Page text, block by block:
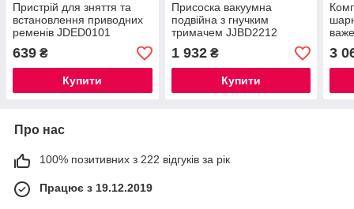
Пристрій для зняття та
встановлення приводних
ременів JDED0101
639 ₴
Купити
Присоска вакуумна
подвійна з гнучким
тримачем JJBD2212
TOPTUL
1 932₴
Купити
3
Про нас
100% позитивних з 222 відгуків за рік
Працює з 19.12.2019